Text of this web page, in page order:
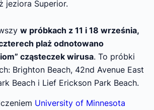
jeziora Superior.
w próbkach z 11 i 18 września,
plaż odnotowano
cząsteczek wirusa. To próbki
Brighton Beach, 42nd Avenue East
Beach i Lief Erickson Park Beach.
University of Minnesota